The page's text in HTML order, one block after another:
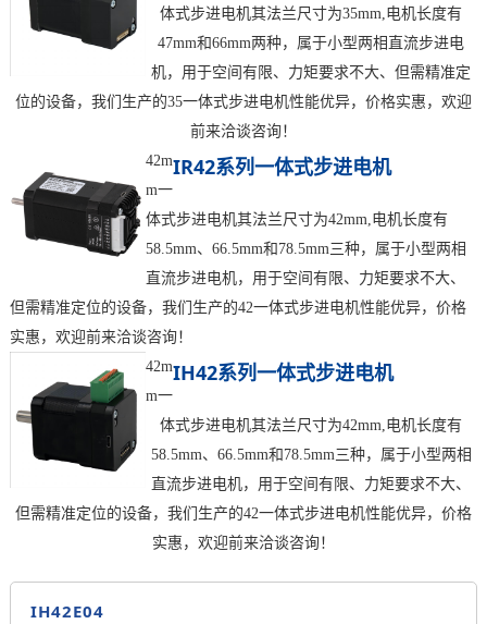
体式步进电机其法兰尺寸为35mm,电机长度有
47mm和66mm两种，属于小型两相直流步进电
机，用于空间有限、力矩要求不大、但需精准定
位的设备，我们生产的35一体式步进电机性能优异，价格实惠，欢迎
前来洽谈咨询！
IR42系列一体式步进电机
42m
m一
体式步进电机其法兰尺寸为42mm,电机长度有
58.5mm、66.5mm和78.5mm三种，属于小型两相
直流步进电机，用于空间有限、力矩要求不大、
但需精准定位的设备，我们生产的42一体式步进电机性能优异，价格
实惠，欢迎前来洽谈咨询！
IH42系列一体式步进电机
42m
m一
体式步进电机其法兰尺寸为42mm,电机长度有
58.5mm、66.5mm和78.5mm三种，属于小型两相
直流步进电机，用于空间有限、力矩要求不大、
但需精准定位的设备，我们生产的42一体式步进电机性能优异，价格
实惠，欢迎前来洽谈咨询！
IH42E04